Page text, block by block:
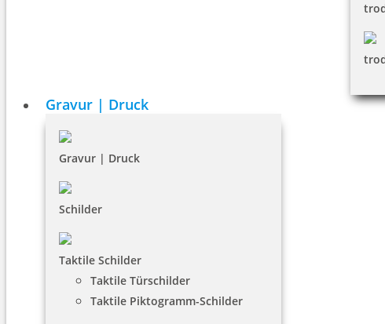
Gravur | Druck
Gravur | Druck
Schilder
Taktile Schilder
Taktile Türschilder
Taktile Piktogramm-Schilder